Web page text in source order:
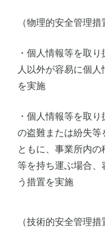
（物理的安全管理措
・個人情報等を取
人以外が容易に個
を実施
・個人情報等を取
の盗難または紛失等
ともに、事業所内
等を持ち運ぶ場合、
う措置を実施
（技術的安全管理措